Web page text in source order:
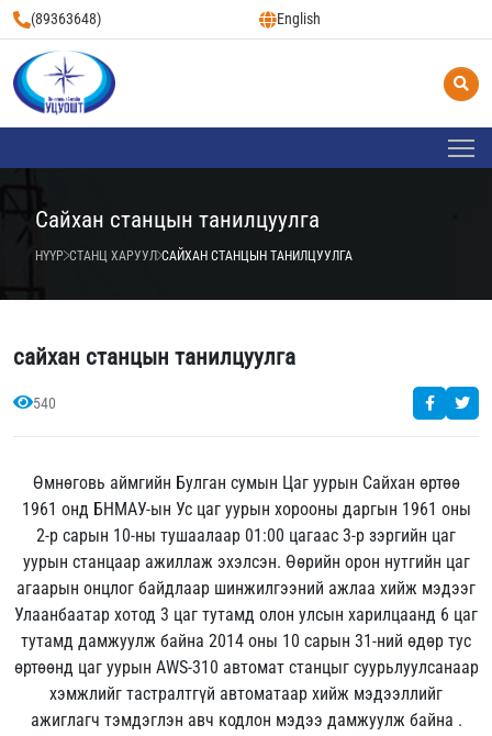
(89363648) English
Сайхан станцын танилцуулга
НҮҮР СТАНЦ ХАРУУЛ САЙХАН СТАНЦЫН ТАНИЛЦУУЛГА
сайхан станцын танилцуулга
540
Өмнөговь аймгийн Булган сумын Цаг уурын Сайхан өртөө
1961 онд БНМАУ-ын Ус цаг уурын хорооны даргын 1961 оны
2-р сарын 10-ны тушаалаар 01:00 цагаас 3-р зэргийн цаг
уурын станцаар ажиллаж эхэлсэн. Өөрийн орон нутгийн цаг
агаарын онцлог байдлаар шинжилгээний ажлаа хийж мэдээг
Улаанбаатар хотод 3 цаг тутамд олон улсын харилцаанд 6 цаг
тутамд дамжуулж байна 2014 оны 10 сарын 31-ний өдөр тус
өртөөнд цаг уурын АWS-310 автомат станцыг суурьлуулсанаар
хэмжлийг тастралтгүй автоматаар хийж мэдээллийг
ажиглагч тэмдэглэн авч кодлон мэдээ дамжуулж байна .